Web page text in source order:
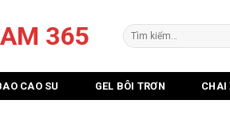
365
Tìm
kiếm:
CAO SU GEL BÔI TRƠN CHAI